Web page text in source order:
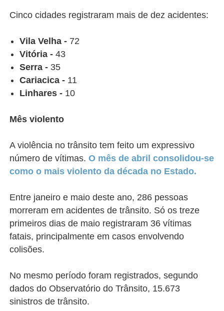
Cinco cidades registraram mais de dez acidentes:
Vila Velha - 72
Vitória -43
Serra - 35
Cariacica - 11
Linhares - 10
Mês violento
A violência no trânsito tem feito um expressivo
número de vítimas.O mês de abril consolidou-se
como o mais violento da década no Estado.
Entre janeiro e maio deste ano, 286 pessoas
morreram em acidentes de trânsito. Só os treze
primeiros dias de maio registraram 36 vítimas
fatais, principalmente em casos envolvendo
colisões.
No mesmo período foram registrados, segundo
dados do Observatório do Trânsito, 15.673
sinistros de trânsito.